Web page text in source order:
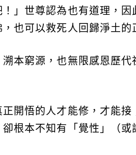
」世尊認為也有道理，
也可以救死人回歸淨土的
本窮源，也無限感恩歷
開悟的人才能修，才能
根本不知有「覺性」（或